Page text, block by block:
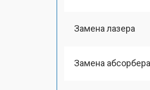
Замена лазера
Замена абсорбера